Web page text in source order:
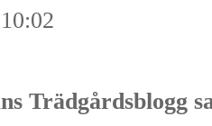
Trädgårdsblogg